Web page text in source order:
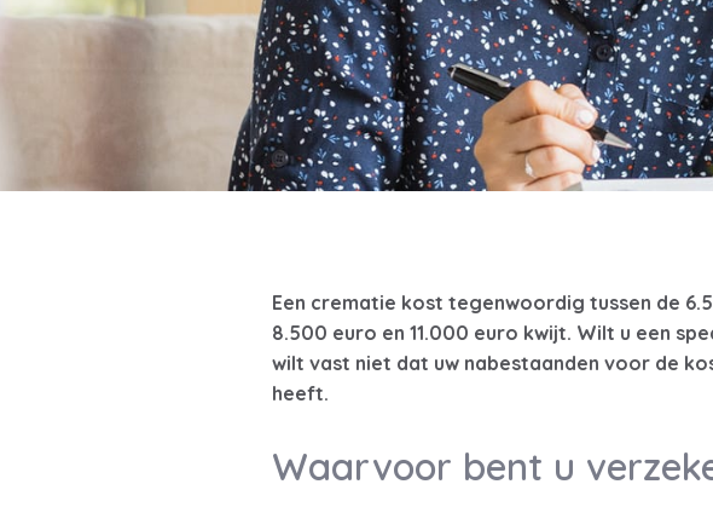
Een crematie kost tegenwoordig tussen de
8.500 euro en 11.000 euro kwijt. Wilt u een
wilt vast niet dat uw nabestaanden voor de
heeft.
Waarvoor bent u